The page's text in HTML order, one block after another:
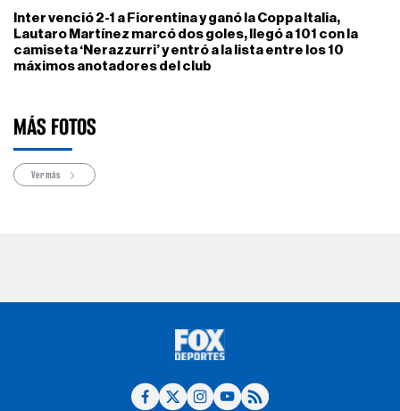
Inter venció 2-1 a Fiorentina y ganó la Coppa Italia,
Lautaro Martínez marcó dos goles, llegó a 101 con la
camiseta ‘Nerazzurri’ y entró a la lista entre los 10
máximos anotadores del club
MÁS FOTOS
Ver más